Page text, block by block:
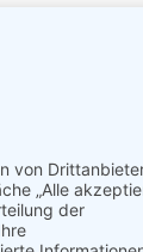
lokale
eigenen
Green